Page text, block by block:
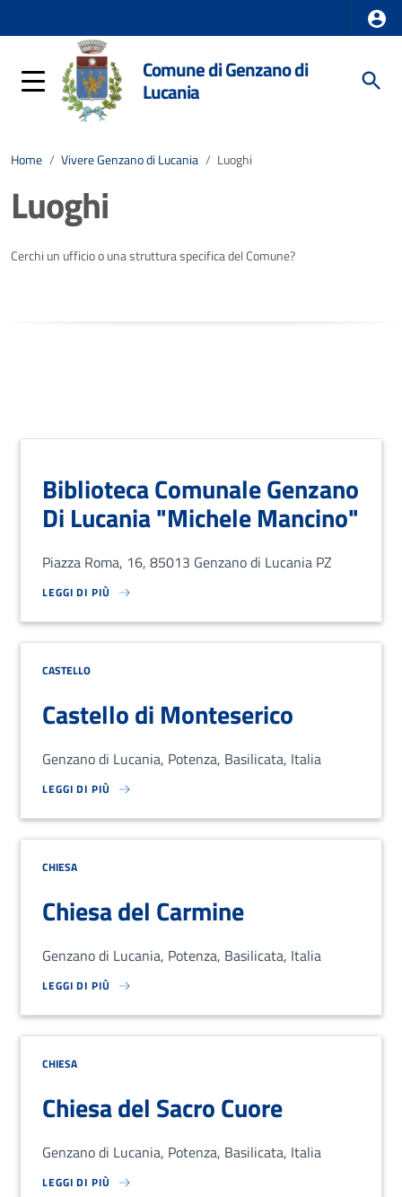
Comune di Genzano di
Lucania
Home / Vivere Genzano di Lucania / Luoghi
Luoghi
Cerchi un ufficio o una struttura specifica del Comune?
Biblioteca Comunale Genzano
Di Lucania "Michele Mancino"
Piazza Roma, 16, 85013 Genzano di Lucania PZ
LEGGI DI PIÙ
SU LOREM IPSUM DOLOR SIT AMET, CONSECTETUR ADIPISCING
CASTELLO
Castello di Monteserico
Genzano di Lucania, Potenza, Basilicata, Italia
LEGGI DI PIÙ
SU LOREM IPSUM DOLOR SIT AMET, CONSECTETUR ADIPISCING
CHIESA
Chiesa del Carmine
Genzano di Lucania, Potenza, Basilicata, Italia
LEGGI DI PIÙ
SU LOREM IPSUM DOLOR SIT AMET, CONSECTETUR ADIPISCING
CHIESA
Chiesa del Sacro Cuore
Genzano di Lucania, Potenza, Basilicata, Italia
LEGGI DI PIÙ
SU LOREM IPSUM DOLOR SIT AMET, CONSECTETUR ADIPISCING